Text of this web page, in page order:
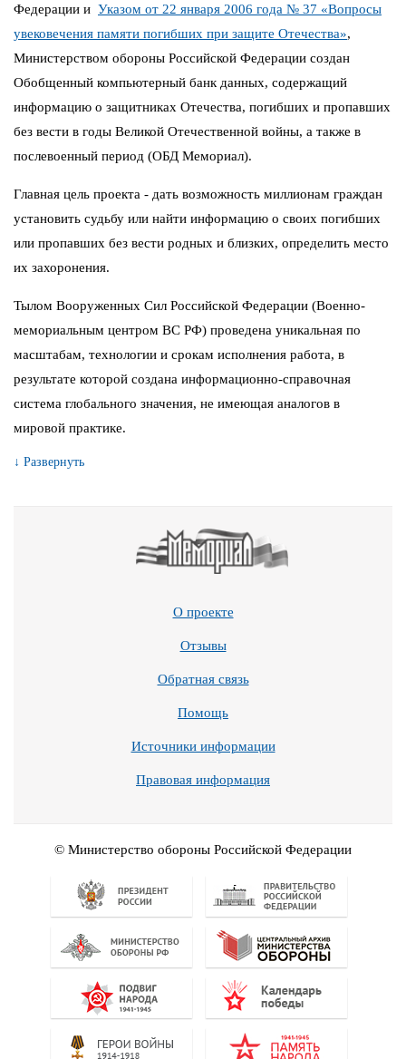
Федерации и Указом от 22 января 2006 года № 37 «Вопросы
увековечения памяти погибших при защите Отечества»,
Министерством обороны Российской Федерации создан
Обобщенный компьютерный банк данных, содержащий
информацию о защитниках Отечества, погибших и пропавших
без вести в годы Великой Отечественной войны, а также в
послевоенный период (ОБД Мемориал).
Главная цель проекта - дать возможность миллионам граждан
установить судьбу или найти информацию о своих погибших
или пропавших без вести родных и близких, определить место
их захоронения.
Тылом Вооруженных Сил Российской Федерации (Военно-
мемориальным центром ВС РФ) проведена уникальная по
масштабам, технологии и срокам исполнения работа, в
результате которой создана информационно-справочная
система глобального значения, не имеющая аналогов в
мировой практике.
↓ Развернуть
О проекте
Отзывы
Обратная связь
Помощь
Источники информации
Правовая информация
© Министерство обороны Российской Федерации